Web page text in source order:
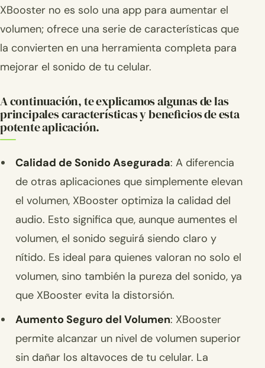
XBooster no es solo una app para aumentar el
volumen; ofrece una serie de características que
la convierten en una herramienta completa para
mejorar el sonido de tu celular.
A continuación, te explicamos algunas de las
principales características y beneficios de esta
potente aplicación.
Calidad de Sonido Asegurada: A diferencia
de otras aplicaciones que simplemente elevan
el volumen, XBooster optimiza la calidad del
audio. Esto significa que, aunque aumentes el
volumen, el sonido seguirá siendo claro y
nítido. Es ideal para quienes valoran no solo el
volumen, sino también la pureza del sonido, ya
que XBooster evita la distorsión.
Aumento Seguro del Volumen: XBooster
permite alcanzar un nivel de volumen superior
sin dañar los altavoces de tu celular. La